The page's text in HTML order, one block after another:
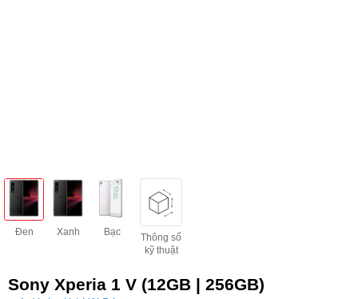
Đen Xanh Bạc
Thông số
kỹ thuật
Sony Xperia 1 V (12GB | 256GB)